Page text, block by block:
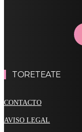
TORETEATE
CONTACTO
AVISO LEGAL